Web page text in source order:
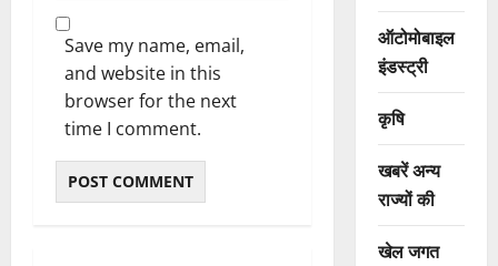
Save my name, email,
and website in this
browser for the next
time I comment.
ऑटोमोबाइल
इंडस्ट्री
कृषि
खबरें अन्य
राज्यों की
खेल जगत